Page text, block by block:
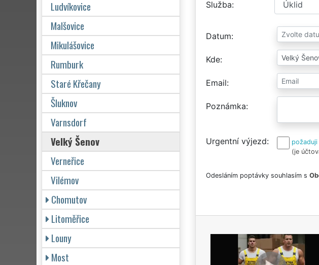
Služba
Datum
Kde
Email
Poznámka
Urgentní výjezd
(je
Odesláním poptávky souhlasím s
Ludvíkovice
Malšovice
Mikulášovice
Rumburk
Staré Křečany
Šluknov
Varnsdorf
Velký Šenov
Verneřice
Vilémov
Chomutov
Litoměřice
Louny
Most